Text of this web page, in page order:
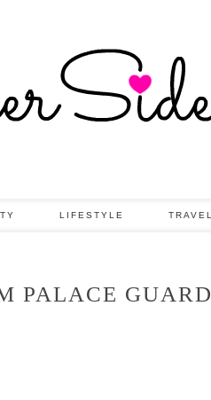
LIFESTYLE TRAVEL
PALACE GUARD